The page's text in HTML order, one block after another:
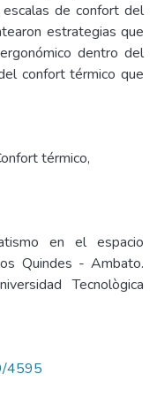
de confort del
estrategias que
dentro del
confort térmico que
térmico,
en el espacio
Quindes - Ambato.
Tecnològica
4595